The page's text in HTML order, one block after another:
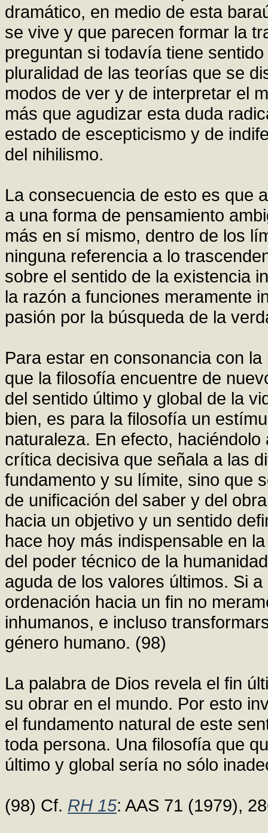
dramático, en medio de esta
se vive y que parecen formar la
preguntan si todavía tiene
pluralidad de las teorías que se
modos de ver y de interpretar el
más que agudizar esta duda
estado de escepticismo y de
del nihilismo.
La consecuencia de esto es que
a una forma de pensamiento
más en sí mismo, dentro de los
ninguna referencia a lo
sobre el sentido de la existencia
la razón a funciones meramente
pasión por la búsqueda de la
Para estar en consonancia con
que la filosofía encuentre de
del sentido último y global de la
bien, es para la filosofía un
naturaleza. En efecto,
crítica decisiva que señala a las
fundamento y su límite, sino que
de unificación del saber y del
hacia un objetivo y un sentido
hace hoy más indispensable en
del poder técnico de la
aguda de los valores últimos. Si
ordenación hacia un fin no
inhumanos, e incluso
género humano. (98)
La palabra de Dios revela el fin
su obrar en el mundo. Por esto
el fundamento natural de este
toda persona. Una filosofía que
último y global sería no sólo
(98) Cf. RH 15: AAS 71 (1979),